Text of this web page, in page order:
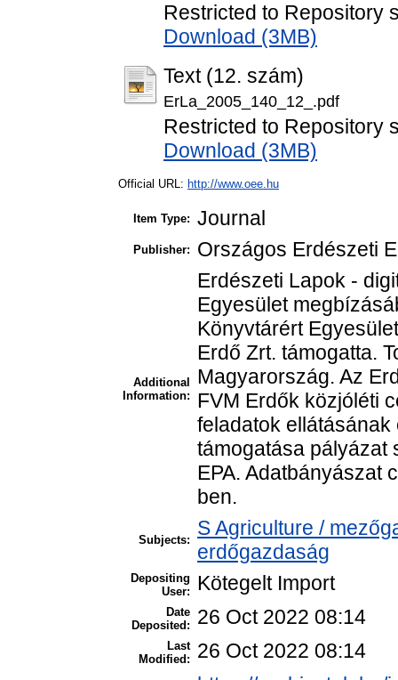
Restricted to Repository
Download (3MB)
Text (12. szám)
ErLa_2005_140_12_.pdf
Restricted to Repository
Download (3MB)
Official URL: http://www.oee.hu
Item Type: Journal
Publisher: Országos Erdészeti
Additional
Information:
Erdészeti Lapok -
Egyesület
Könyvtárért
Erdő Zrt. támogatta.
Magyarország. Az
FVM Erdők közjóléti
feladatok
támogatása pályázat
EPA. Adatbányászat
ben.
Subjects:
S Agriculture /
erdőgazdaság
Depositing
User:
Kötegelt Import
Date
Deposited:
26 Oct 2022 08:14
Last
Modified:
26 Oct 2022 08:14